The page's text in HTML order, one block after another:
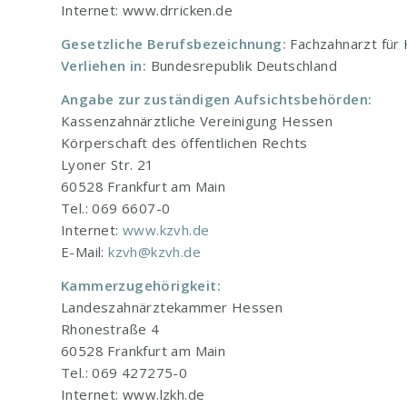
Internet: www.drricken.de
Gesetzliche Berufsbezeichnung: Fachzahnarzt
Verliehen in: Bundesrepublik Deutschland
Angabe zur zuständigen Aufsichtsbehörden:
Kassenzahnärztliche Vereinigung Hessen
Körperschaft des öffentlichen Rechts
Lyoner Str. 21
60528 Frankfurt am Main
Tel.: 069 6607-0
Internet:www.kzvh.de
E-Mail:kzvh@kzvh.de
Kammerzugehörigkeit:
Landeszahnärztekammer Hessen
Rhonestraße 4
60528 Frankfurt am Main
Tel.: 069 427275-0
Internet: www.lzkh.de